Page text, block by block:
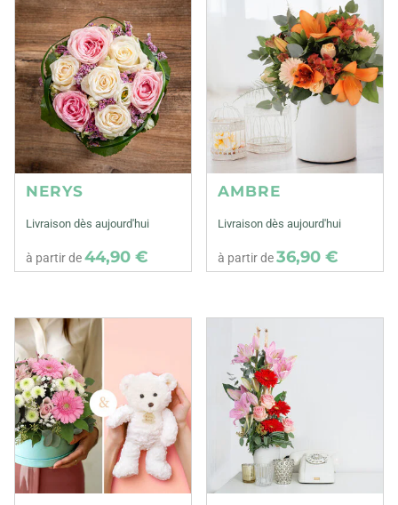
NERYS
Livraison dès aujourd'hui
à partir de44,90 €
AMBRE
Livraison dès aujourd'hui
à partir de36,90 €